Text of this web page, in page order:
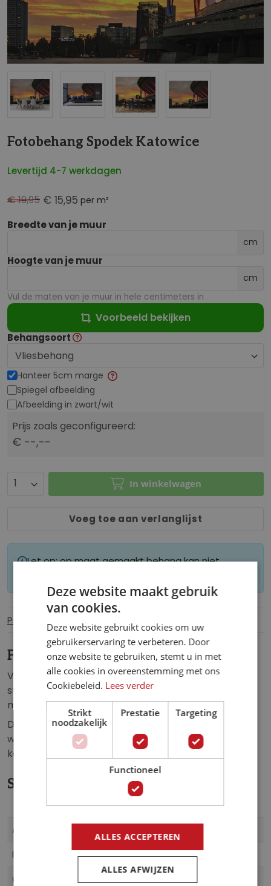
Fotobehang Spodek Katowice
Levertijd 4-7 werkdagen
€ 15,95 per m²
€ 19,95
Breedte van je muur
cm
Hoogte van je muur
cm
Vul de maten van je muur in hele centimeters in
Voorbeeld bekijken
Behangsoort
Hanteer 5cm marge
Spiegel afbeelding
Afbeelding in zwart/wit
Prijs zoals geconfigureerd:
€ --,--
In winkelwagen
Voeg toe aan verlanglijst
Let op: op maat gemaakt behang kan niet
Productinformatie
Fotobehang Spodek Katowice.
Vliesbehang van de Spodek (Schotel) in de Poolse
stad Katowice. Spodek waarin o.a. sport- en
muziekevenementen worden gehouden.
Dit fotobehang geeft een unieke uitstraling aan de:
woonkamer, slaapkamer, kinderkamer, hal, school,
keuken, kantoor of iedere andere ruimte.
Specificaties
informatie
Artikelnummer
EAN 5902066789330
Collectie
Deze website maakt gebruik
van cookies.
Deze website gebruikt cookies om uw
gebruikerservaring te verbeteren. Door
onze website te gebruiken, stemt u in met
alle cookies in overeenstemming met ons
Cookiebeleid. Lees verder
Strikt
noodzakelijk
Prestatie Targeting
Functioneel
ALLES ACCEPTEREN
ALLES AFWIJZEN